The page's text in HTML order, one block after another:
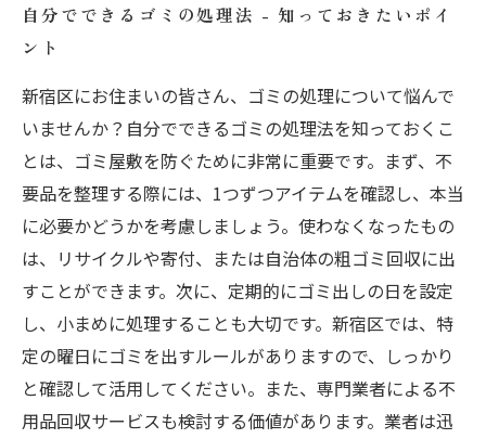
自分でできるゴミの処理法 - 知っておきたいポイ
ント
新宿区にお住まいの皆さん、ゴミの処理について悩んで
いませんか？自分でできるゴミの処理法を知っておくこ
とは、ゴミ屋敷を防ぐために非常に重要です。まず、不
要品を整理する際には、1つずつアイテムを確認し、本当
に必要かどうかを考慮しましょう。使わなくなったもの
は、リサイクルや寄付、または自治体の粗ゴミ回収に出
すことができます。次に、定期的にゴミ出しの日を設定
し、小まめに処理することも大切です。新宿区では、特
定の曜日にゴミを出すルールがありますので、しっかり
と確認して活用してください。また、専門業者による不
用品回収サービスも検討する価値があります。業者は迅